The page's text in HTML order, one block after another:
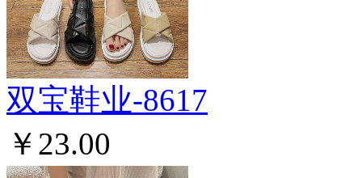
双宝鞋业-8617
￥23.00